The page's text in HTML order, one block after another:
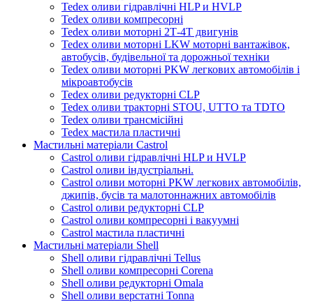
Tedex оливи гідравлічні HLP и HVLP
Tedex оливи компресорні
Tedex оливи моторні 2Т-4Т двигунів
Tedex оливи моторні LKW моторні вантажівок,
автобусів, будівельної та дорожньої техніки
Tedex оливи моторні PKW легкових автомобілів і
мікроавтобусів
Tedex оливи редукторні CLP
Tedex оливи тракторні STOU, UTTO та TDTO
Tedex оливи трансмісійні
Tedex мастила пластичні
Мастильні матеріали Castrol
Castrol оливи гідравлічні HLP и HVLP
Castrol оливи індустріальні.
Castrol оливи моторні PKW легкових автомобілів,
джипів, бусів та малотоннажних автомобілів
Castrol оливи редукторні CLP
Castrol оливи компресорні і вакуумні
Castrol мастила пластичні
Мастильні матеріали Shell
Shell оливи гідравлічні Tellus
Shell оливи компресорні Corena
Shell оливи редукторні Omala
Shell оливи верстатні Tonna